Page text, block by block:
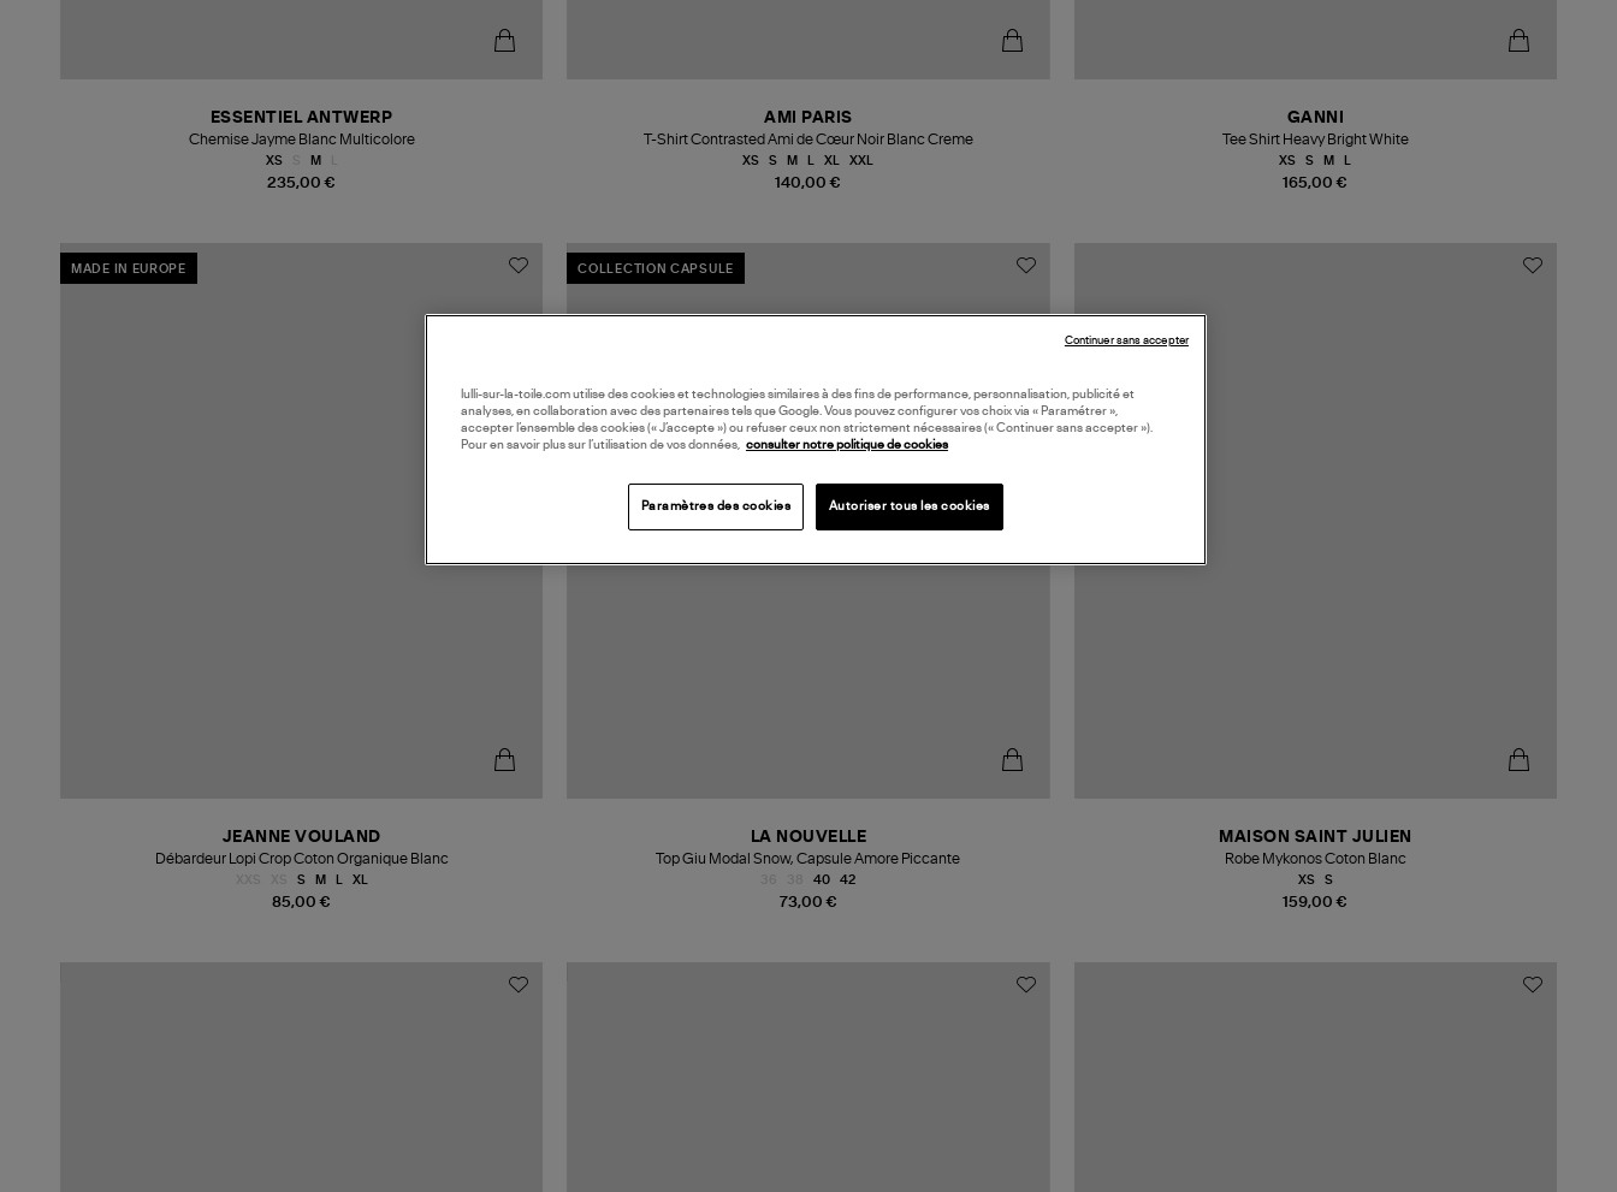
235,00 €
ESSENTIEL ANTWERP
Chemise Jayme Blanc Multicolore
XS M
140,00 €
AMI PARIS
T-Shirt Contrasted Ami de Cœur Noir Blanc Creme
XS S M L XL XXL
165,00 €
GANNI
Tee Shirt Heavy Bright White
XS S M L
MADE IN EUROPE
85,00 €
JEANNE VOULAND
Débardeur Lopi Crop Coton Organique Blanc
S M XL
COLLECTION CAPSULE
73,00 €
LA NOUVELLE
Top Giu Modal Snow, Capsule Amore Piccante
40 42
159,00 €
MAISON SAINT JULIEN
Robe Mykonos Coton Blanc
XS S
lulli-sur-la-toile.com utilise des cookies et technologies similaires à des fins de performance, personnalisation, publicité et
analyses, en collaboration avec des partenaires tels que Google. Vous pouvez configurer vos choix via « Paramétrer »,
accepter l’ensemble des cookies (« J’accepte ») ou refuser ceux non strictement nécessaires (« Continuer sans accepter »).
Pour en savoir plus sur l’utilisation de vos données, consulter notre politique de cookies
Paramètres des cookies Autoriser tous les cookies
Continuer sans accepter